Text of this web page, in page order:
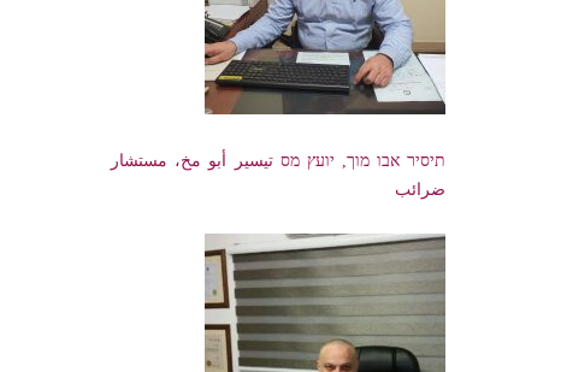
תיסיר אבו מוך, יועץ מס تيسير أبو مخ، مستشار
ضرائب